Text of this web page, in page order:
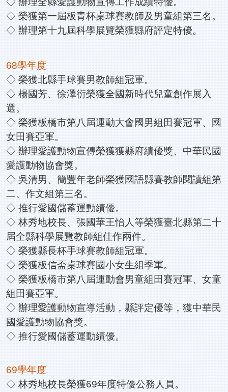
◇ 榮獲第一屆板青杯桌球賽教師及男童組第三名。
◇ 辦理第十九屆科學展覽榮獲縣府評定特優。
68學年度
◇ 榮獲北縣手球賽男教師組冠軍。
◇ 楊國芳、徐澤衍榮獲全國新時代兒童創作展入
選。
◇ 榮獲板橋市第八屆運動大會國男組田賽冠軍、國
女田賽亞軍。
◇ 辦理愛護動物宣傳榮獲獲縣府績優獎、中華民國
愛護動物協會獎。
◇ 吳清男、簡豐年老師榮獲國語縣賽教師閱讀組第
二、作文組第三名。
◇ 推行愛國儲蓄運動績優。
◇ 林秀地校長、張國華王怡人等榮獲臺北縣第二十
屆全縣科學展覽教師組佳作兩件。
◇ 榮獲縣長杯手球賽教師組冠軍。
◇ 榮獲板信盃桌球賽國小女生組季軍。
◇ 榮獲板橋市第八屆運動會男童組田賽冠軍、女童
組田賽亞軍。
◇ 辦理愛護動物宣導活動，縣評定優等，獲中華民
國愛護動物協會獎。
◇ 推行愛國儲蓄運動績優。
69學年度
◇ 林秀地校長榮獲69年度特優公務人員。